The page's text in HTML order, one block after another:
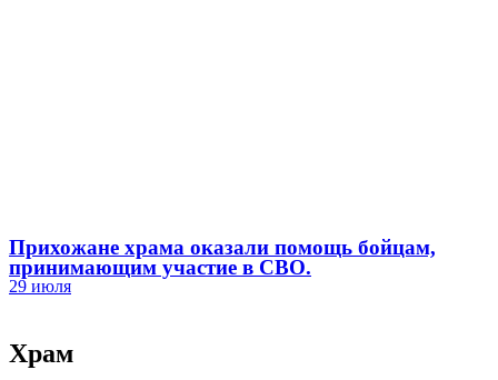
Прихожане храма оказали помощь бойцам,
принимающим участие в СВО.
29 июля
Храм